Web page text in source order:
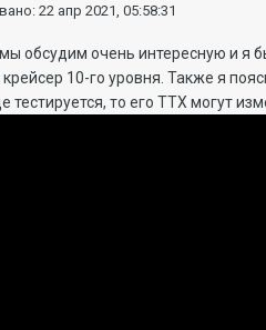
22 апр 2021, 05:58:31
обсудим очень интересную и я
10-го уровня. Также я
тестируется, то его ТТХ могут